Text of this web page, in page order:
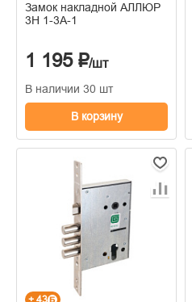
Замок накладной АЛЛЮР
3Н 1-3А-1
1 195 ₽/шт
В наличии 30 шт
В корзину
+ 43